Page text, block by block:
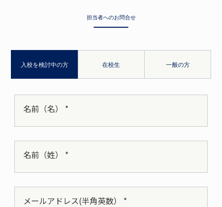
担当者へのお問合せ
入校を検討中の方 在校生 一般の方
名前（名） *
名前（姓） *
メールアドレス(半角英数） *